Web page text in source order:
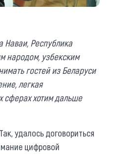
Наваи, Республика
народом, узбекским
гостей из Беларуси
легкая
сферах хотим дальше
удалось договориться
цифровой